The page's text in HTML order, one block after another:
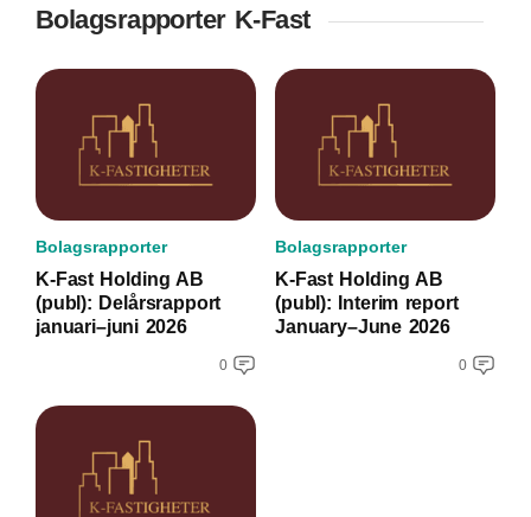
Bolagsrapporter K-Fast
Bolagsrapporter
K-Fast Holding AB
(publ): Delårsrapport
januari–juni 2026
0
Bolagsrapporter
K-Fast Holding AB
(publ): Interim report
January–June 2026
0